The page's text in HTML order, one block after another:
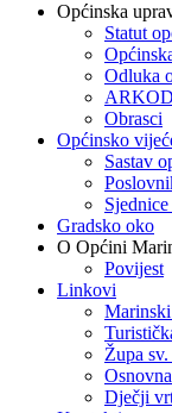
Općinska
Statut
Odluka
Obrasci
Općinsko
Sastav
Gradsko oko
O Općini
Povijest
Linkovi
Župa
Dječji